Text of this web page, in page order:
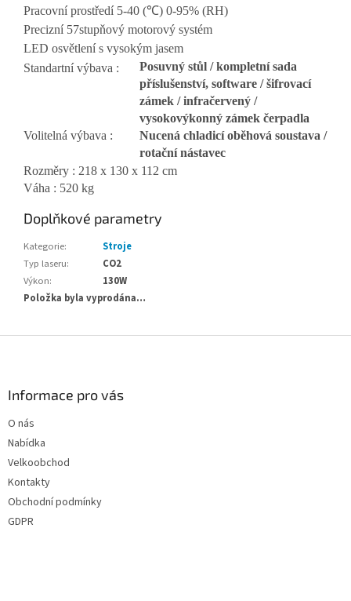
Pracovní prostředí 5-40 (℃) 0-95% (RH)
Precizní 57stupňový motorový systém
LED osvětlení s vysokým jasem
Standartní výbava :
Posuvný stůl / kompletní sada
příslušenství, software / šifrovací
zámek / infračervený /
vysokovýkonný zámek čerpadla
Volitelná výbava :
Nucená chladicí oběhová soustava /
rotační nástavec
Rozměry : 218 x 130 x 112 cm
Váha : 520 kg
Doplňkové parametry
Kategorie:
Stroje
Typ laseru:
CO2
Výkon:
130W
Položka byla vyprodána…
Informace pro vás
O nás
Nabídka
Velkoobchod
Kontakty
Obchodní podmínky
GDPR